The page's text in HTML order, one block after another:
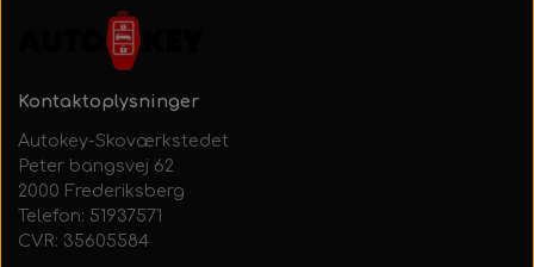
Kontaktoplysninger
Autokey-Skoværkstedet
Peter bangsvej 62
2000 Frederiksberg
Telefon: 51937571
CVR: 35605584